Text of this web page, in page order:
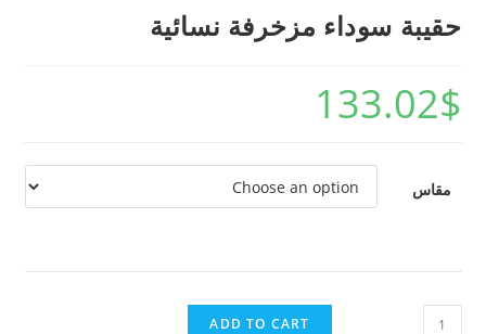
حقيبة سوداء مزخرفة نسائية
133.02$
مقاس
ADD TO CART